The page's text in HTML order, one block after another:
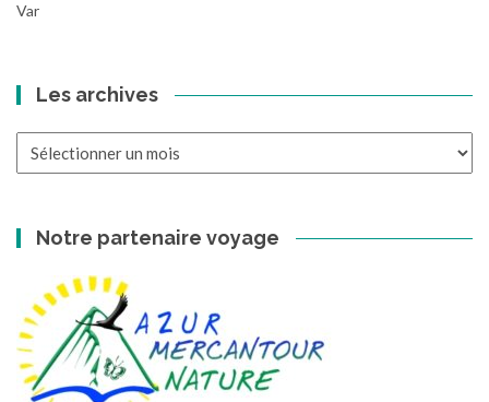
Var
Les archives
Les
Notre partenaire voyage